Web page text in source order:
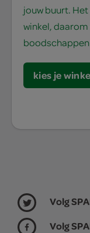
jouw buurt.
winkel, daarom
kies je
Volg
Volg